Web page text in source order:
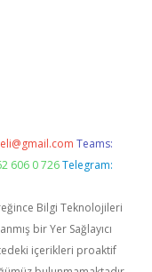
Teams:
606 0 726 Telegram:
Bilgi Teknolojileri
bir Yer Sağlayıcı
içerikleri proaktif